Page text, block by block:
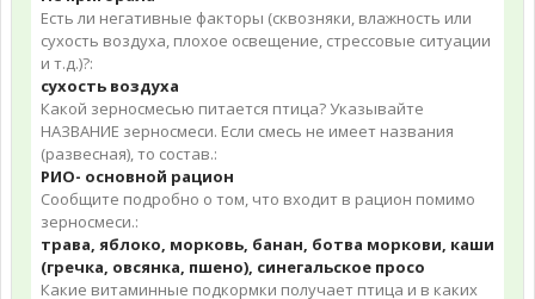
Есть ли негативные факторы (сквозняки, влажность или
сухость воздуха, плохое освещение, стрессовые ситуации
и т.д.)?:
сухость воздуха
Какой зерносмесью питается птица? Указывайте
НАЗВАНИЕ зерносмеси. Если смесь не имеет названия
(развесная), то состав.:
РИО- основной рацион
Сообщите подробно о том, что входит в рацион помимо
зерносмеси.:
трава, яблоко, морковь, банан, ботва моркови, каши
(гречка, овсянка, пшено), синегальское просо
Какие витаминные подкормки получает птица и в каких